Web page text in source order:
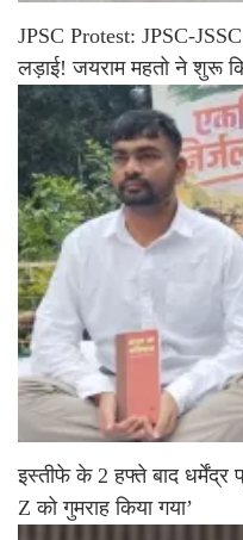
JPSC Protest: JPSC-
लड़ाई! जयराम महतो ने शुरू
इस्तीफे के 2 हफ्ते बाद धर्मेंद्र
Z को गुमराह किया गया’